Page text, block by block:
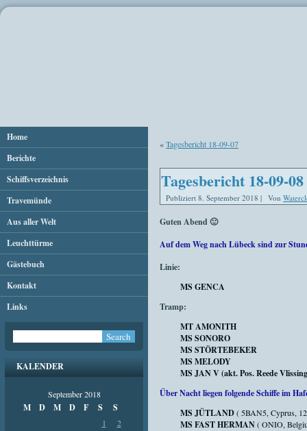
Home
Berichte
Schiffsverzeichnis
Travemünde
Aus aller Welt
Leuchttürme
Gästebuch
Kontakt
Links
KALENDER
September 2018
M D M D F S S
1
2
«Tagesbericht 18-09-07
Tagesbericht 18-09-08
Publiziert 8. September 2018 | Von
Guten Abend 🙂
Auf dem Weg nach Lübeck sind zur
Linie:
MS GENCA
Tramp:
MT AMONITH
MS SONORO
MS STÖRTEBEKER
MS MELODY
MS JAN V (akt. Pos. Reede
Über Nacht liegen folgende Schiffe im
MS JÜTLAND( 5BAN5, Cyprus,
MS FAST HERMAN( ONIO,